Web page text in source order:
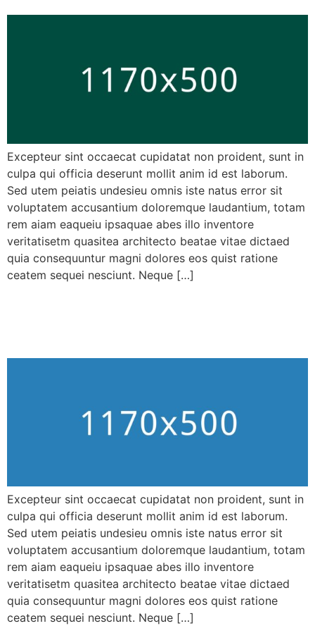
Excepteur sint occaecat cupidatat non proident, sunt in
culpa qui officia deserunt mollit anim id est laborum.
Sed utem peiatis undesieu omnis iste natus error sit
voluptatem accusantium doloremque laudantium, totam
rem aiam eaqueiu ipsaquae abes illo inventore
veritatisetm quasitea architecto beatae vitae dictaed
quia consequuntur magni dolores eos quist ratione
ceatem sequei nesciunt. Neque […]
Excepteur sint occaecat cupidatat non proident, sunt in
culpa qui officia deserunt mollit anim id est laborum.
Sed utem peiatis undesieu omnis iste natus error sit
voluptatem accusantium doloremque laudantium, totam
rem aiam eaqueiu ipsaquae abes illo inventore
veritatisetm quasitea architecto beatae vitae dictaed
quia consequuntur magni dolores eos quist ratione
ceatem sequei nesciunt. Neque […]